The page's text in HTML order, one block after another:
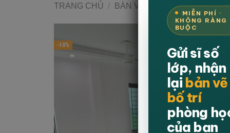
TRANG CHỦ / BÀN VĂN PHÒNG / BÀN
-10%
MIỄN PHÍ ·
KHÔNG RÀNG
BUỘC
Gửi sĩ số
lớp, nhận
lại bản vẽ
bố trí
phòng
của bạn